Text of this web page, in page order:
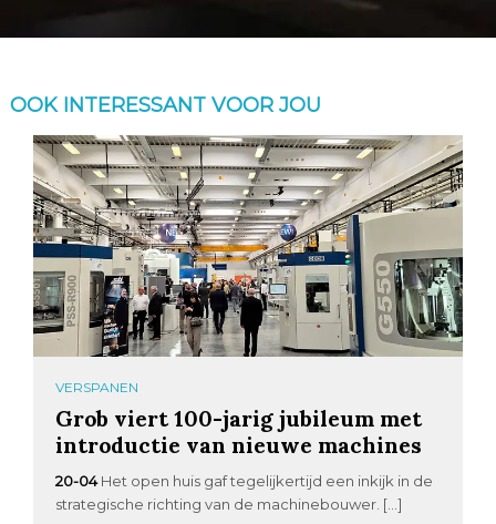
OOK INTERESSANT VOOR JOU
VERSPANEN
Grob viert 100-jarig jubileum met
introductie van nieuwe machines
20-04 Het open huis gaf tegelijkertijd een inkijk in de
strategische richting van de machinebouwer. […]